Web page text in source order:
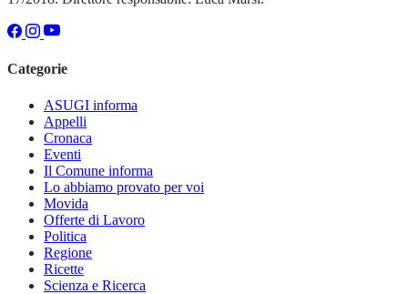
Categorie
ASUGI informa
Appelli
Cronaca
Eventi
Il Comune informa
Lo abbiamo provato per voi
Movida
Offerte di Lavoro
Politica
Regione
Ricette
Scienza e Ricerca